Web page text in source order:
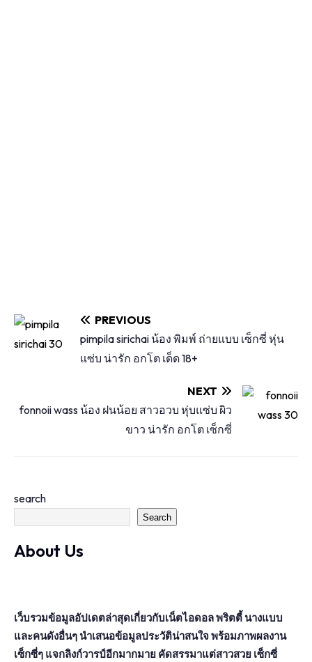
PREVIOUS
pimpila sirichai น้อง พิมพ์ ถ่ายแบบ เซ็กซี่ หุ่น
แซ่บ น่ารัก อกโต เด็ด 18+
NEXT
fonnoii wass น้อง ฝนน้อย สาวอวบ หุ่บแซ่บ ผิว
ขาว น่ารัก อกโต เซ็กซี่
search
Search
About Us
เว็บรวมข้อมูลอัปเดตล่าสุดเกี่ยวกับเน็ตไอดอล พริตตี้ นางแบบ
และคนดังอื่นๆ นำเสนอข้อมูลประวัติน่าสนใจ พร้อมภาพผลงาน
เซ็กซี่ๆ แจกลิงก์วารป์อีกมากมาย คัดสรรมาแต่สาวสวย เซ็กซี่